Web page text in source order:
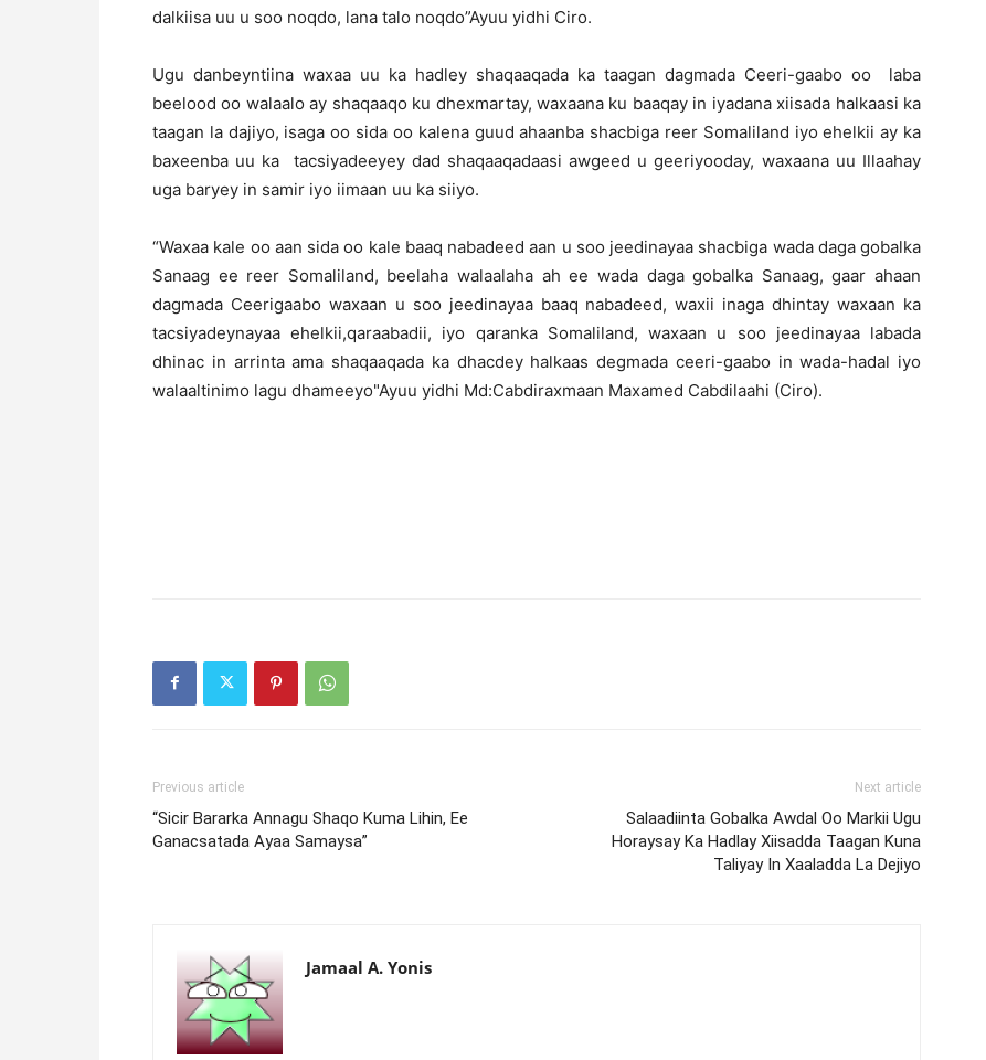
dalkiisa uu u soo noqdo, lana talo noqdo”Ayuu yidhi Ciro.
Ugu danbeyntiina waxaa uu ka hadley shaqaaqada ka taagan dagmada Ceeri-gaabo oo laba
beelood oo walaalo ay shaqaaqo ku dhexmartay, waxaana ku baaqay in iyadana xiisada halkaasi ka
taagan la dajiyo, isaga oo sida oo kalena guud ahaanba shacbiga reer Somaliland iyo ehelkii ay ka
baxeenba uu ka tacsiyadeeyey dad shaqaaqadaasi awgeed u geeriyooday, waxaana uu Illaahay
uga baryey in samir iyo iimaan uu ka siiyo.
“Waxaa kale oo aan sida oo kale baaq nabadeed aan u soo jeedinayaa shacbiga wada daga gobalka
Sanaag ee reer Somaliland, beelaha walaalaha ah ee wada daga gobalka Sanaag, gaar ahaan
dagmada Ceerigaabo waxaan u soo jeedinayaa baaq nabadeed, waxii inaga dhintay waxaan ka
tacsiyadeynayaa ehelkii,qaraabadii, iyo qaranka Somaliland, waxaan u soo jeedinayaa labada
dhinac in arrinta ama shaqaaqada ka dhacdey halkaas degmada ceeri-gaabo in wada-hadal iyo
walaaltinimo lagu dhameeyo"Ayuu yidhi Md:Cabdiraxmaan Maxamed Cabdilaahi (Ciro).
Previous article
“Sicir Bararka Annagu Shaqo Kuma Lihin, Ee
Ganacsatada Ayaa Samaysa”
Next article
Salaadiinta Gobalka Awdal Oo Markii Ugu
Horaysay Ka Hadlay Xiisadda Taagan Kuna
Taliyay In Xaaladda La Dejiyo
Jamaal A. Yonis